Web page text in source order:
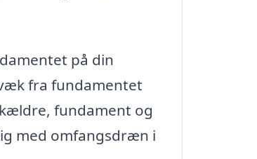
på din
fra fundamentet
fundament og
med omfangsdræn i